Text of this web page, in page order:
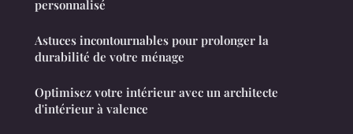
personnalisé
Astuces incontournables pour prolonger la
durabilité de votre ménage
Optimisez votre intérieur avec un architecte
d'intérieur à valence